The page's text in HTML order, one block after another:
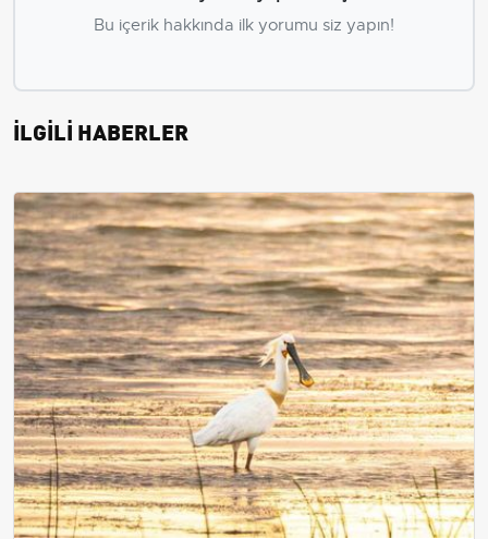
Bu içerik hakkında ilk yorumu siz yapın!
İLGİLİ HABERLER